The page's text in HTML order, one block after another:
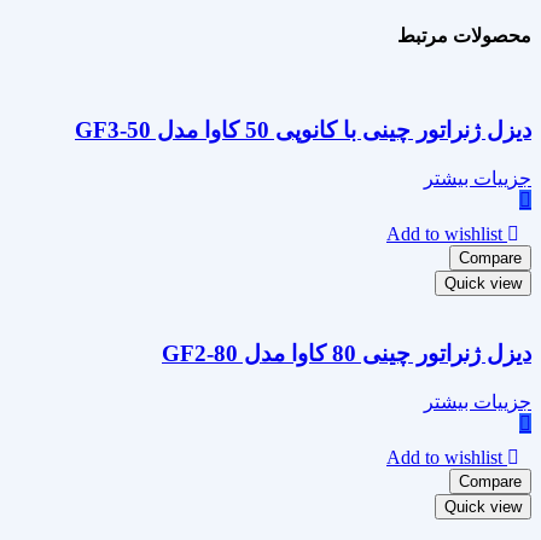
محصولات مرتبط
دیزل ژنراتور چینی با کانوپی 50 کاوا مدل GF3-50
جزییات بیشتر
Add to wishlist
Compare
Quick view
دیزل ژنراتور چینی 80 کاوا مدل GF2-80
جزییات بیشتر
Add to wishlist
Compare
Quick view